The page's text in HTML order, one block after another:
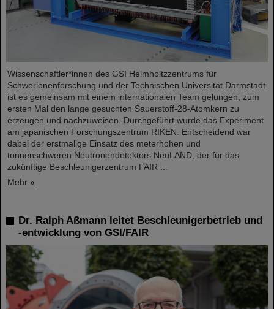
Wissenschaftler*innen des GSI Helmholtzzentrums für
Schwerionenforschung und der Technischen Universität Darmstadt
ist es gemeinsam mit einem internationalen Team gelungen, zum
ersten Mal den lange gesuchten Sauerstoff-28-Atomkern zu
erzeugen und nachzuweisen. Durchgeführt wurde das Experiment
am japanischen Forschungszentrum RIKEN. Entscheidend war
dabei der erstmalige Einsatz des meterhohen und
tonnenschweren Neutronendetektors NeuLAND, der für das
zukünftige Beschleunigerzentrum FAIR ...
Mehr »
Dr. Ralph Aßmann leitet Beschleunigerbetrieb und
-entwicklung von GSI/FAIR